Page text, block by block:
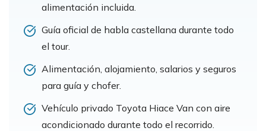
alimentación incluida.
Guía oficial de habla castellana durante todo
el tour.
Alimentación, alojamiento, salarios y seguros
para guía y chofer.
Vehículo privado Toyota Hiace Van con aire
acondicionado durante todo el recorrido.